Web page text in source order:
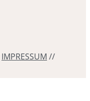
IMPRESSUM //